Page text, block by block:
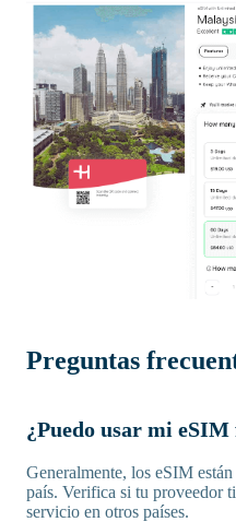
Preguntas
¿Puedo usar mi
Generalmente, los eSIM
país. Verifica si tu proveedor
servicio en otros países.